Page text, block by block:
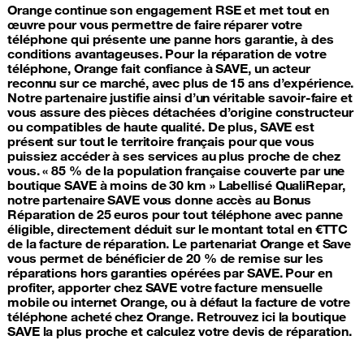
Orange continue son engagement RSE et met tout en
œuvre pour vous permettre de faire réparer votre
téléphone qui présente une panne hors garantie, à des
conditions avantageuses. Pour la réparation de votre
téléphone, Orange fait confiance à SAVE, un acteur
reconnu sur ce marché, avec plus de 15 ans d’expérience.
Notre partenaire justifie ainsi d’un véritable savoir-faire et
vous assure des pièces détachées d’origine constructeur
ou compatibles de haute qualité. De plus, SAVE est
présent sur tout le territoire français pour que vous
puissiez accéder à ses services au plus proche de chez
vous. « 85 % de la population française couverte par une
boutique SAVE à moins de 30 km » Labellisé QualiRepar,
notre partenaire SAVE vous donne accès au Bonus
Réparation de 25 euros pour tout téléphone avec panne
éligible, directement déduit sur le montant total en €TTC
de la facture de réparation. Le partenariat Orange et Save
vous permet de bénéficier de 20 % de remise sur les
réparations hors garanties opérées par SAVE. Pour en
profiter, apporter chez SAVE votre facture mensuelle
mobile ou internet Orange, ou à défaut la facture de votre
téléphone acheté chez Orange. Retrouvez ici la boutique
SAVE la plus proche et calculez votre devis de réparation.